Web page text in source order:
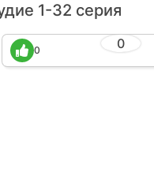
1-32 серия
0
0